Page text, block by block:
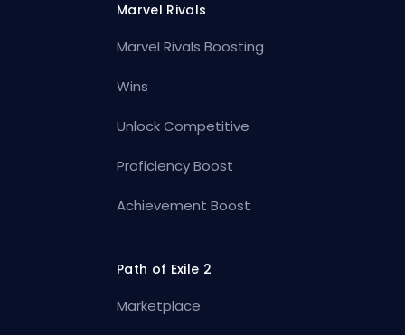
Marvel Rivals
Marvel Rivals Boosting
Wins
Unlock Competitive
Proficiency Boost
Achievement Boost
Path of Exile 2
Marketplace